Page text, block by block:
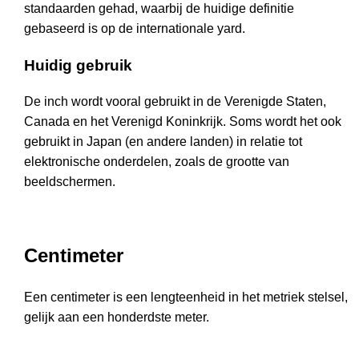
standaarden gehad, waarbij de huidige definitie
gebaseerd is op de internationale yard.
Huidig gebruik
De inch wordt vooral gebruikt in de Verenigde Staten,
Canada en het Verenigd Koninkrijk. Soms wordt het ook
gebruikt in Japan (en andere landen) in relatie tot
elektronische onderdelen, zoals de grootte van
beeldschermen.
Centimeter
Een centimeter is een lengteenheid in het metriek stelsel,
gelijk aan een honderdste meter.